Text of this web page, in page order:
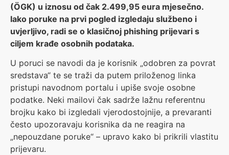
(ÖGK) u iznosu od čak 2.499,95 eura mjesečno.
Iako poruke na prvi pogled izgledaju službeno i
uvjerljivo, radi se o klasičnoj phishing prijevari s
ciljem krađe osobnih podataka.
U poruci se navodi da je korisnik „odobren za povrat
sredstava“ te se traži da putem priloženog linka
pristupi navodnom portalu i upiše svoje osobne
podatke. Neki mailovi čak sadrže lažnu referentnu
brojku kako bi izgledali vjerodostojnije, a prevaranti
često upozoravaju korisnika da ne reagira na
„nepouzdane poruke“ – upravo kako bi prikrili vlastitu
prijevaru.